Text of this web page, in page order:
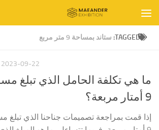
TAGGED: ستاند بمساحة 9 متر مربع
2023-09-22
ما هي تكلفة الحامل الذي تبلغ
9 أمتار مربعة؟
إذا قمت بمراجعة تصميمات جناحنا الذي تبلغ